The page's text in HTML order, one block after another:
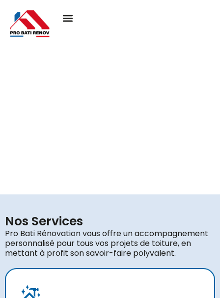
Nos Services
Pro Bati Rénovation vous offre un accompagnement
personnalisé pour tous vos projets de toiture, en
mettant à profit son savoir-faire polyvalent.